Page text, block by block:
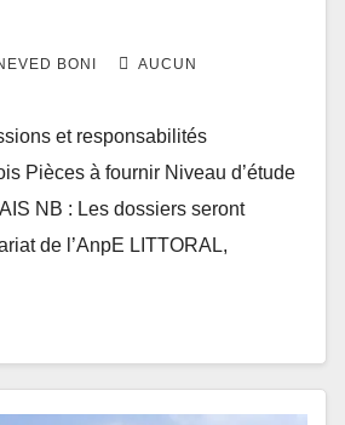
BONI AUCUN
et responsabilités
Pièces à fournir Niveau d’étude
NB : Les dossiers seront
de l’AnpE LITTORAL,